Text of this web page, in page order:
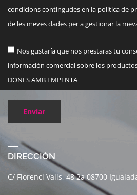
condicions contingudes en la política de
de les meves dades per a gestionar la
Nos gustaría que nos prestaras tu
información comercial sobre los
DONES AMB EMPENTA
Enviar
DIRECCIÓN
C/ Florenci Valls, 48 2a 08700